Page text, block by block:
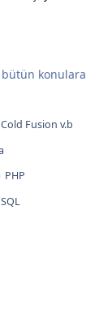
bütün konulara
Fusion v.b
PHP